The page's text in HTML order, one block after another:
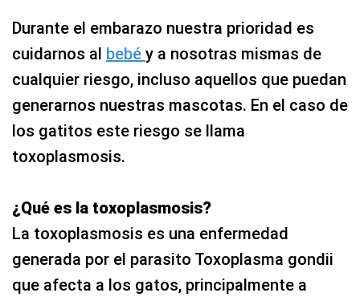
Durante el embarazo nuestra prioridad es
cuidarnos al bebé y a nosotras mismas de
cualquier riesgo, incluso aquellos que puedan
generarnos nuestras mascotas. En el caso de
los gatitos este riesgo se llama
toxoplasmosis.
¿Qué es la toxoplasmosis?
La toxoplasmosis es una enfermedad
generada por el parasito Toxoplasma gondii
que afecta a los gatos, principalmente a